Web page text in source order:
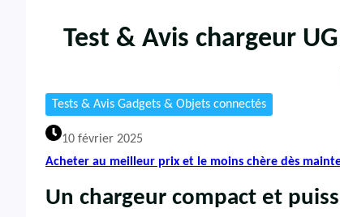
Test & Avis chargeur
Tests & Avis Gadgets & Objets connectés
10 février 2025
Acheter au meilleur prix et le moins chère dès
Un chargeur compact et